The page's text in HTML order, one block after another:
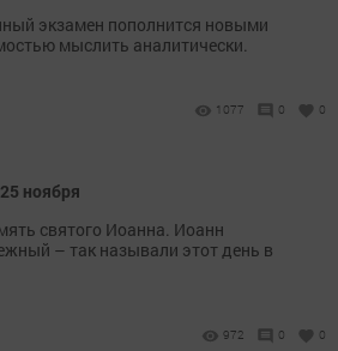
экзамен пополнится новыми
мыслить аналитически.
1077 0 0
ноября
святого Иоанна. Иоанн
– так называли этот день в
972 0 0